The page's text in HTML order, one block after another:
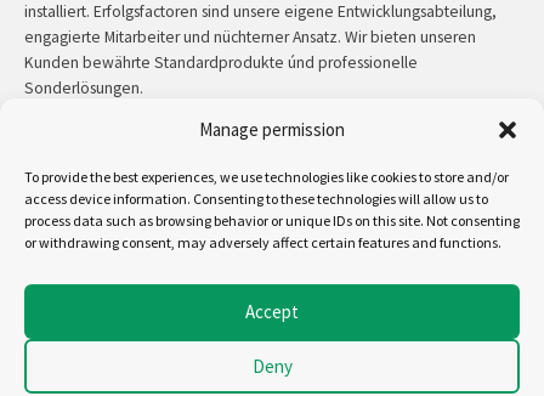
Manage permission
To provide the best experiences, we use technologies like cookies to store and/or
access device information. Consenting to these technologies will allow us to
process data such as browsing behavior or unique IDs on this site. Not consenting
or withdrawing consent, may adversely affect certain features and functions.
Accept
Deny
installiert. Erfolgsfactoren sind unsere eigene Entwicklungsabteilung,
engagierte Mitarbeiter und nüchterner Ansatz. Wir bieten unseren
Kunden bewährte Standardprodukte únd professionelle
Sonderlösungen.
+31 (0)50 3126 448/sales@jh.nl
mehr lesen
Copyright - Jansen&Heuning